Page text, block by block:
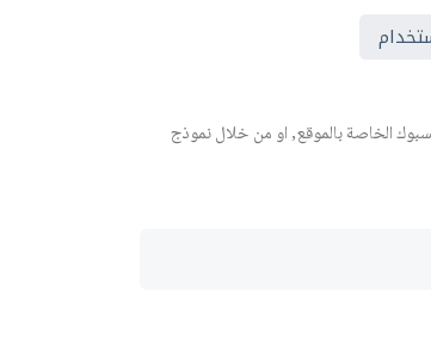
الخاصة بالموقع, او من خلال نموذج